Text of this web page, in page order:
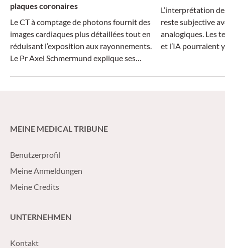
plaques coronaires
Le CT à comptage de photons fournit des
images cardiaques plus détaillées tout en
réduisant l’exposition aux rayonnements.
Le Pr Axel Schmermund explique ses
L’interprétation
reste subjective
analogiques. Les
et l’IA pourraient
MEINE MEDICAL TRIBUNE
Benutzerprofil
Meine Anmeldungen
Meine Credits
UNTERNEHMEN
Kontakt